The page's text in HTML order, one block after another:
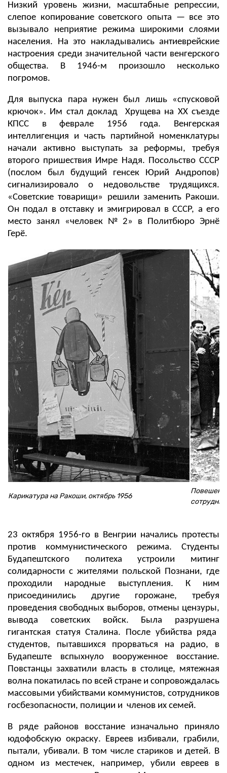
Низкий уровень жизни, масштабные репрессии,
слепое копирование советского опыта — все это
вызывало неприятие режима широкими слоями
населения. На это накладывались антиеврейские
настроения среди значительной части венгерского
общества. В 1946-м произошло несколько
погромов.
Для выпуска пара нужен был лишь «спусковой
крючок». Им стал доклад Хрущева на XX съезде
КПСС в феврале 1956 года. Венгерская
интеллигенция и часть партийной номенклатуры
начали активно выступать за реформы, требуя
второго пришествия Имре Надя. Посольство СССР
(послом был будущий генсек Юрий Андропов)
сигнализировало о недовольстве трудящихся.
«Советские товарищи» решили заменить Ракоши.
Он подал в отставку и эмигрировал в СССР, а его
место занял «человек № 2» в Политбюро Эрнё
Герё.
Карикатура на Ракоши, октябрь 1956
23 октября 1956-го в Венгрии начались протесты
против коммунистического режима. Студенты
Будапештского политеха устроили митинг
солидарности с жителями польской Познани, где
проходили народные выступления. К ним
присоединились другие горожане, требуя
проведения свободных выборов, отмены цензуры,
вывода советских войск. Была pазрушена
гигантскaя статуя Сталина. После убийства ряда
студентов, пытавшихся прорваться на радио, в
Будапеште вспыхнуло вооруженное восстание.
Повстанцы захватили власть в столице, мятежная
волна покатилась по всей стране и сопровождалась
массовыми убийствами коммунистов, сотрудников
госбезопасности, полиции и членов их семей.
В ряде районов восстание изначально приняло
юдофобскую окраску. Евреев избивали, грабили,
пытали, убивали. В том числе стариков и детей. В
одном из местечек, например, убили евреев в